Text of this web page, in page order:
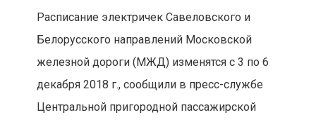
Расписание электричек Савеловского и
Белорусского направлений Московской
железной дороги (МЖД) изменятся с 3 по 6
декабря 2018 г., сообщили в пресс-службе
Центральной пригородной пассажирской